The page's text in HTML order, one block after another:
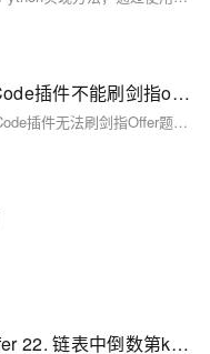
【Mac系统】解决Vscode中LeetCode插件不能刷剑指offer题库
文章讨论了解决Mac系统中Vscode里LeetCode插件无法刷剑指Offer题库的问题，并提供了一些相关的使用技巧和资源链接。
【Leetcode刷题Python】剑指 Offer 22. 链表中倒数第k个节点